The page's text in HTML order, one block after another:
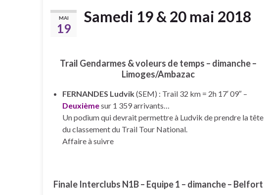
MAI
19
Samedi 19 & 20 mai 2018
Trail Gendarmes & voleurs de temps – dimanche –
Limoges/Ambazac
FERNANDES Ludvik(SEM) : Trail 32 km = 2h 17′ 09″ –
Deuxièmesur 1 359 arrivants…
Un podium qui devrait permettre à Ludvik de prendre la tête
du classement du Trail Tour National.
Affaire à suivre
Finale Interclubs N1B – Equipe 1 – dimanche – Belfort